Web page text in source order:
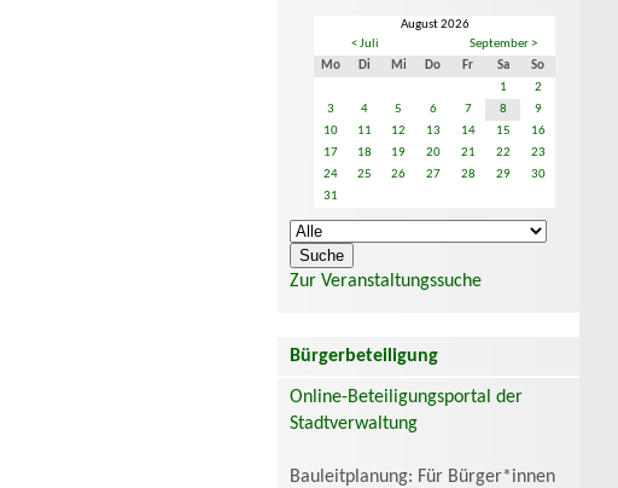
August 2026
< Juli
September >
Mo
Di Mi Do Fr Sa
So
1
2
3
4 5 6 7 8
9
10
11 12 13 14 15
16
17
18 19 20 21 22
23
24
25 26 27 28 29
30
31
Zur Veranstaltungssuche
Bürgerbeteiligung
Online-Beteiligungsportal der
Stadtverwaltung
Bauleitplanung: Für Bürger*innen